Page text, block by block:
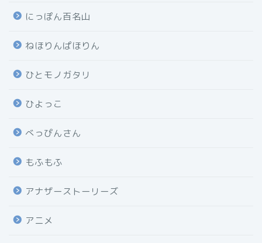
にっぽん百名山
ねほりんぱほりん
ひとモノガタリ
ひよっこ
べっぴんさん
もふもふ
アナザーストーリーズ
アニメ